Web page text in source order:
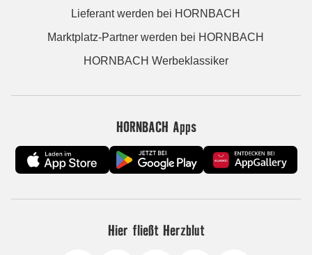
Lieferant werden bei HORNBACH
Marktplatz-Partner werden bei HORNBACH
HORNBACH Werbeklassiker
HORNBACH Apps
Hier fließt Herzblut